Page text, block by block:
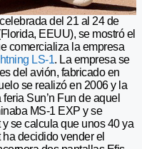
del 21 al 24 de
EEUU), se mostró el
comercializa la empresa
LS-1. La empresa se
del avión, fabricado en
se realizó en 2006 y la
Sun’n Fun de aquel
MS-1 EXP y se
se calcula que unos 40 ya
decidido vender el